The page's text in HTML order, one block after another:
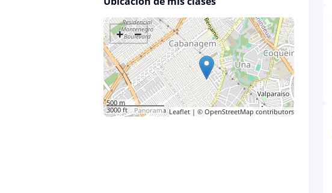
+ −
500 m
3000 ft
Leaflet | ©OpenStreetMap contributors